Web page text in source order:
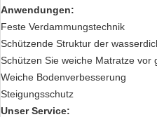
Anwendungen:
Feste Verdammungstechnik
Schützende Struktur der
Schützen Sie weiche Matratze vor
Weiche Bodenverbesserung
Steigungsschutz
Unser Service: